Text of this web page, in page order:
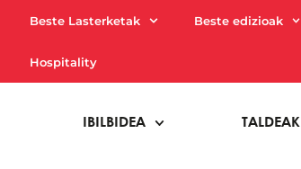
Beste Lasterketak Beste edizioak
Hospitality
IBILBIDEA TALDEAK